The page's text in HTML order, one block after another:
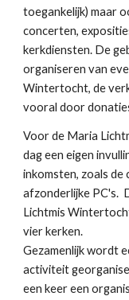
toegankelijk) maar
concerten,
kerkdiensten. De
organiseren van
Wintertocht, de
vooral door
Voor de Maria
dag een eigen
inkomsten, zoals
afzonderlijke PC's.
Lichtmis
vier kerken.
Gezamenlijk wordt
activiteit
een keer een